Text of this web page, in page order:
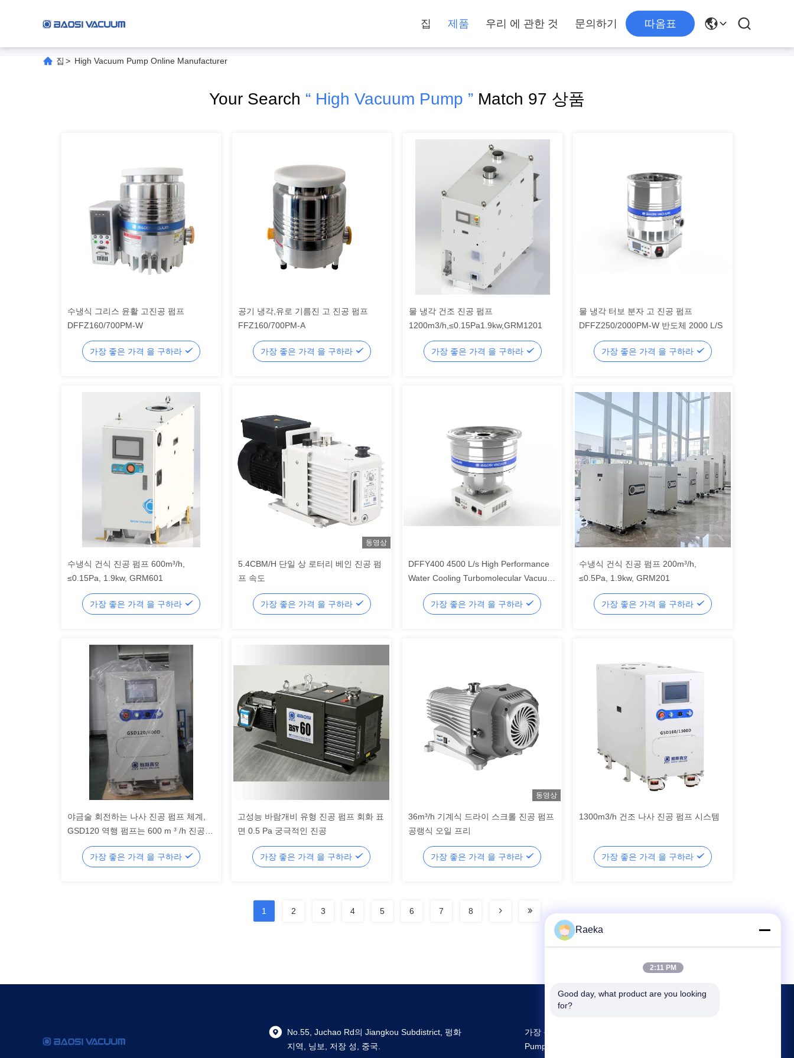
집 제품 우리 에 관한 것 문의하기 따옴표
집 > High Vacuum Pump Online Manufacturer
Your Search “ High Vacuum Pump ” Match 97 상품
수냉식 그리스 윤활 고진공 펌프
DFFZ160/700PM-W
가장 좋은 가격 을 구하라
공기 냉각,유로 기름진 고 진공 펌프
FFZ160/700PM-A
가장 좋은 가격 을 구하라
물 냉각 건조 진공 펌프
1200m3/h,≤0.15Pa1.9kw,GRM1201
가장 좋은 가격 을 구하라
물 냉각 터보 분자 고 진공 펌프
DFFZ250/2000PM-W 반도체 2000 L/S
가장 좋은 가격 을 구하라
수냉식 건식 진공 펌프 600m³/h,
≤0.15Pa, 1.9kw, GRM601
가장 좋은 가격 을 구하라
동영상
5.4CBM/H 단일 상 로터리 베인 진공 펌
프 속도
가장 좋은 가격 을 구하라
DFFY400 4500 L/s High Performance
Water Cooling Turbomolecular Vacuum
Pump for Semiconductor
가장 좋은 가격 을 구하라
수냉식 건식 진공 펌프 200m³/h,
≤0.5Pa, 1.9kw, GRM201
가장 좋은 가격 을 구하라
야금술 회전하는 나사 진공 펌프 체계,
GSD120 역행 펌프는 600 m ³ /h 진공
펌프를 말립니다
가장 좋은 가격 을 구하라
고성능 바람개비 유형 진공 펌프 회화 표
면 0.5 Pa 궁극적인 진공
가장 좋은 가격 을 구하라
동영상
36m³/h 기계식 드라이 스크롤 진공 펌프
공랭식 오일 프리
가장 좋은 가격 을 구하라
1300m3/h 건조 나사 진공 펌프 시스템
가장 좋은 가격 을 구하라
1 2 3 4 5 6 7 8
No.55, Juchao Rd의 Jiangkou Subdistrict, 펑화
지역, 닝보, 저장 성, 중국.
가장 큰 연구 개발 및 생산 Rotary Vane Vacuum
Pump 중국 공급업체
Raeka
2:11 PM
Good day, what product are you looking
for?